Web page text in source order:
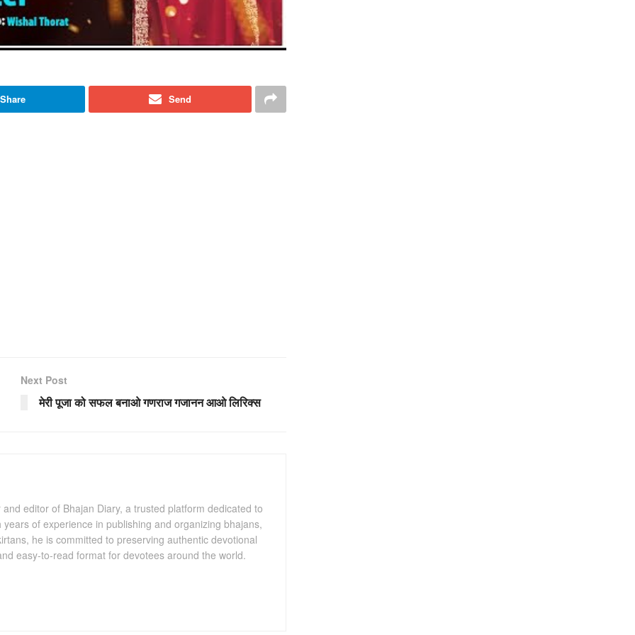
Share Send
Next Post
मेरी पूजा को सफल बनाओ गणराज गजानन आओ लिरिक्स
editor of Bhajan Diary, a trusted platform dedicated to
of experience in publishing and organizing bhajans,
he is committed to preserving authentic devotional
easy-to-read format for devotees around the world.